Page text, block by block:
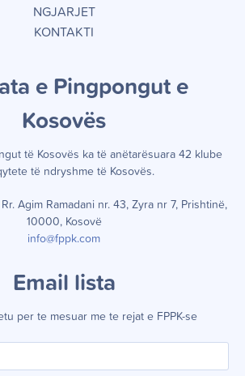
NGJARJET
KONTAKTI
e Pingpongut e
Kosovës
të Kosovës ka të anëtarësuara 42 klube
të ndryshme të Kosovës.
Agim Ramadani nr. 43, Zyra nr 7, Prishtinë,
10000, Kosovë
info@fppk.com
Email lista
per te mesuar me te rejat e FPPK-se